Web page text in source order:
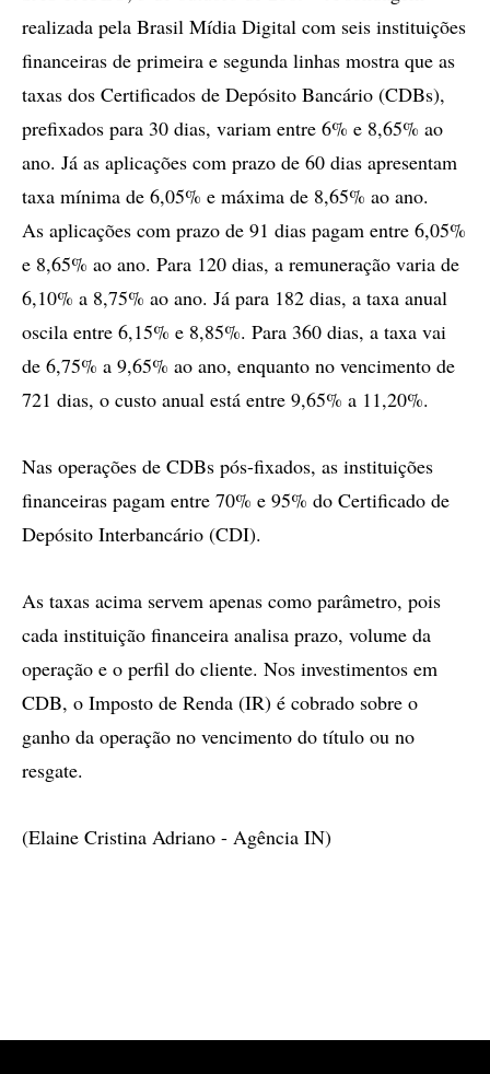
realizada pela Brasil Mídia Digital com seis instituições
financeiras de primeira e segunda linhas mostra que as
taxas dos Certificados de Depósito Bancário (CDBs),
prefixados para 30 dias, variam entre 6% e 8,65% ao
ano. Já as aplicações com prazo de 60 dias apresentam
taxa mínima de 6,05% e máxima de 8,65% ao ano.
As aplicações com prazo de 91 dias pagam entre 6,05%
e 8,65% ao ano. Para 120 dias, a remuneração varia de
6,10% a 8,75% ao ano. Já para 182 dias, a taxa anual
oscila entre 6,15% e 8,85%. Para 360 dias, a taxa vai
de 6,75% a 9,65% ao ano, enquanto no vencimento de
721 dias, o custo anual está entre 9,65% a 11,20%.
Nas operações de CDBs pós-fixados, as instituições
financeiras pagam entre 70% e 95% do Certificado de
Depósito Interbancário (CDI).
As taxas acima servem apenas como parâmetro, pois
cada instituição financeira analisa prazo, volume da
operação e o perfil do cliente. Nos investimentos em
CDB, o Imposto de Renda (IR) é cobrado sobre o
ganho da operação no vencimento do título ou no
resgate.
(Elaine Cristina Adriano - Agência IN)